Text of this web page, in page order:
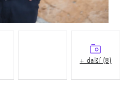
+ další (8)